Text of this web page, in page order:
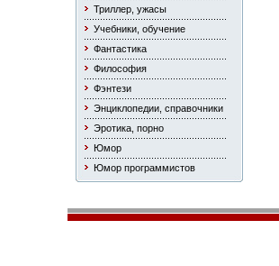
Триллер, ужасы
Учебники, обучение
Фантастика
Философия
Фэнтези
Энциклопедии, справочники
Эротика, порно
Юмор
Юмор программистов